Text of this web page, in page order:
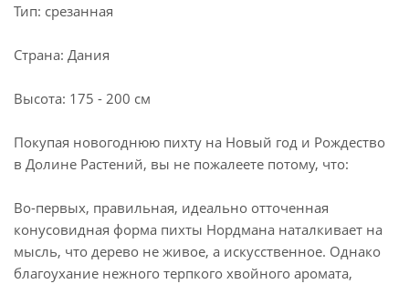
Тип: срезанная
Страна: Дания
Высота: 175 - 200 см
Покупая новогоднюю пихту на Новый год и Рождество
в Долине Растений, вы не пожалеете потому, что:
Во-первых, правильная, идеально отточенная
конусовидная форма пихты Нордмана наталкивает на
мысль, что дерево не живое, а искусственное. Однако
благоухание нежного терпкого хвойного аромата,